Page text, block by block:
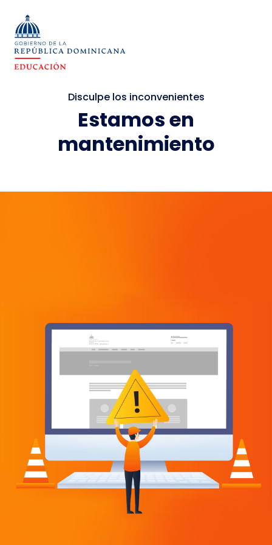
Disculpe los inconvenientes
Estamos en
mantenimiento